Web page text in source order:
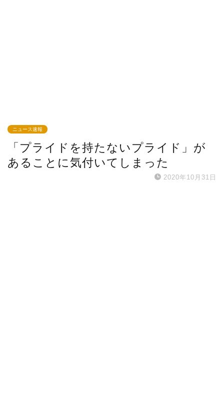
ニュース速報
「プライドを持たないプライド」が
あることに気付いてしまった
2020年10月31日